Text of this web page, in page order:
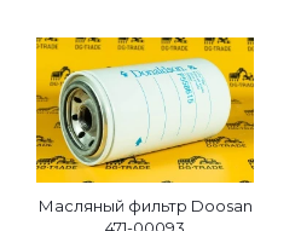
Масляный фильтр Doosan